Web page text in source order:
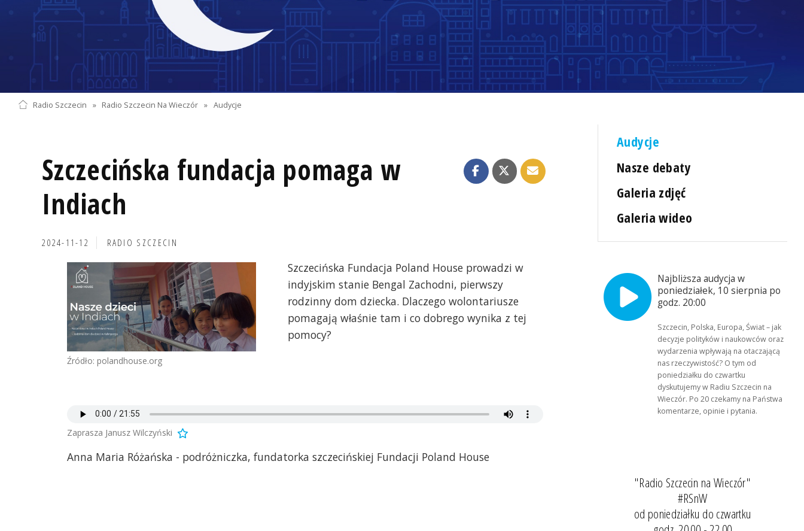
Radio Szczecin » Radio Szczecin Na Wieczór » Audycje
Szczecińska fundacja pomaga w
Indiach
2024-11-12 RADIO SZCZECIN
Źródło: polandhouse.org
Szczecińska Fundacja Poland House prowadzi w
indyjskim stanie Bengal Zachodni, pierwszy
rodzinny dom dziecka. Dlaczego wolontariusze
pomagają właśnie tam i co dobrego wynika z tej
pomocy?
Zaprasza Janusz Wilczyński
Anna Maria Różańska - podróżniczka, fundatorka szczecińskiej Fundacji Poland House
Audycje
Nasze debaty
Galeria zdjęć
Galeria wideo
Najbliższa audycja w
poniedziałek, 10 sierpnia po
godz. 20:00
Szczecin, Polska, Europa, Świat – jak
decyzje polityków i naukowców oraz
wydarzenia wpływają na otaczającą
nas rzeczywistość? O tym od
poniedziałku do czwartku
dyskutujemy w Radiu Szczecin na
Wieczór. Po 20 czekamy na Państwa
komentarze, opinie i pytania.
"Radio Szczecin na Wieczór"
#RSnW
od poniedziałku do czwartku